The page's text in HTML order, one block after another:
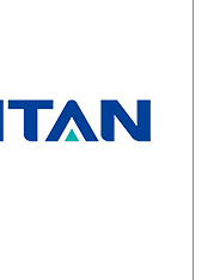
に入って行った瞬間を押
えたとのことでした。あ